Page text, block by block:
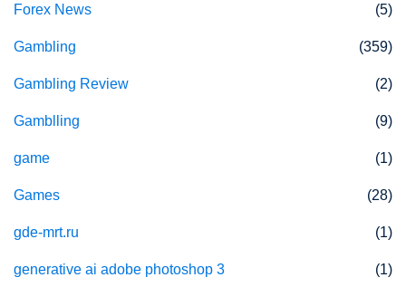
Forex News (5)
Gambling (359)
Gambling Review (2)
Gamblling (9)
game (1)
Games (28)
gde-mrt.ru (1)
generative ai adobe photoshop 3 (1)